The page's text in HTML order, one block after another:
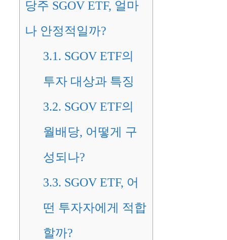
당주 SGOV ETF, 얼마
나 안정적일까?
3.1. SGOV ETF의
투자 대상과 특징
3.2. SGOV ETF의
월배당, 어떻게 구
성되나?
3.3. SGOV ETF, 어
떤 투자자에게 적합
할까?